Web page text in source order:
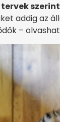
addig az
–